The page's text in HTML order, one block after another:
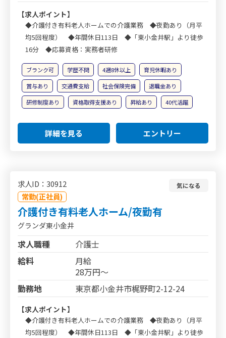
【求人ポイント】
◆介護付き有料老人ホームでの介護業務 ◆夜勤あり（月平
均5回程度） ◆年間休日113日 ◆「東小金井駅」より徒歩
16分 ◆応募資格：実務者研修
ブランク可 学歴不問 4週8休以上
育児休暇あり
賞与あり
交通費支給 社会保険完備
退職金あり
研修制度あり
資格取得支援あり 昇給あり 40代活躍
詳細を見る エントリー
求人ID：30912
常勤(正社員)
気になる
介護付き有料老人ホーム/夜勤有
グランダ東小金井
求人職種
介護士
給料
月給
28万円～
勤務地
東京都小金井市梶野町2-12-24
【求人ポイント】
◆介護付き有料老人ホームでの介護業務 ◆夜勤あり（月平
均5回程度） ◆年間休日113日 ◆「東小金井駅」より徒歩